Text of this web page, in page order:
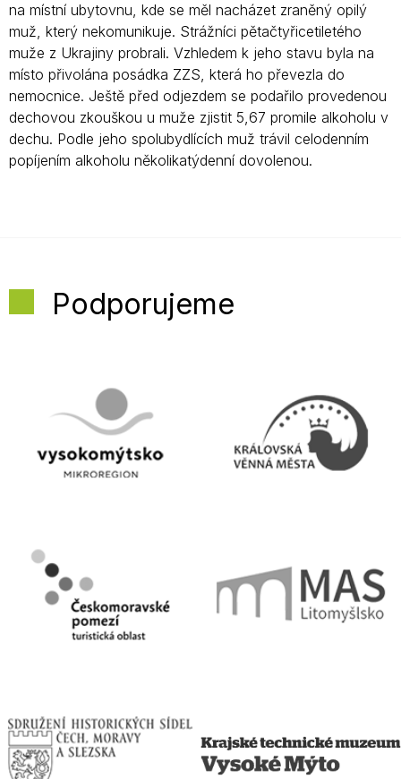
na místní ubytovnu, kde se měl nacházet zraněný opilý
muž, který nekomunikuje. Strážníci pětačtyřicetiletého
muže z Ukrajiny probrali. Vzhledem k jeho stavu byla na
místo přivolána posádka ZZS, která ho převezla do
nemocnice. Ještě před odjezdem se podařilo provedenou
dechovou zkouškou u muže zjistit 5,67 promile alkoholu v
dechu. Podle jeho spolubydlících muž trávil celodenním
popíjením alkoholu několikatýdenní dovolenou.
Podporujeme